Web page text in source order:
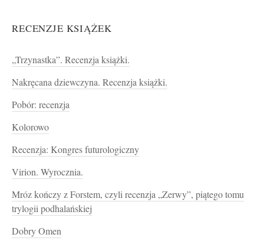
RECENZJE KSIĄŻEK
„Trzynastka”. Recenzja książki.
Nakręcana dziewczyna. Recenzja książki.
Pobór: recenzja
Kolorowo
Recenzja: Kongres futurologiczny
Virion. Wyrocznia.
Mróz kończy z Forstem, czyli recenzja „Zerwy”, piątego tomu
trylogii podhalańskiej
Dobry Omen